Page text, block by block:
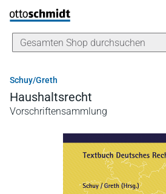
Direkt zum Inhalt
Schuy/Greth
Haushaltsrecht
Vorschriftensammlung